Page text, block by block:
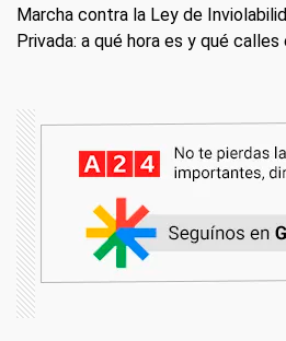
Marcha contra la Ley de
Privada: a qué hora es y qué